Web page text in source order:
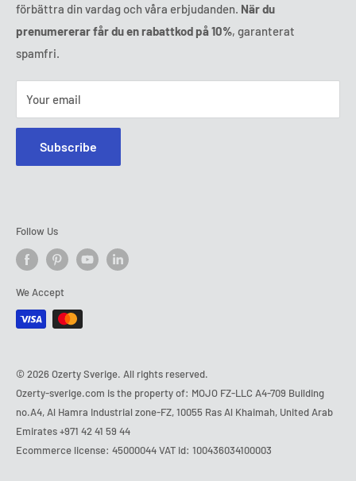
förbättra din vardag och våra erbjudanden. När du
prenumererar får du en rabattkod på 10%, garanterat
spamfri.
Your email
Subscribe
Follow Us
We Accept
© 2026 Ozerty Sverige. All rights reserved.
Ozerty-sverige.com is the property of: MOJO FZ-LLC A4-709 Building
no.A4, Al Hamra Industrial zone-FZ, 10055 Ras Al Khaimah, United Arab
Emirates+971 42 41 59 44
Ecommerce license: 45000044 VAT id: 100436034100003